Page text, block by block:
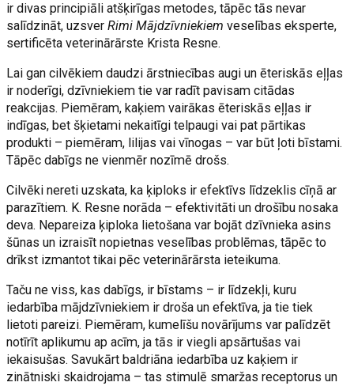
ir divas principiāli atšķirīgas metodes, tāpēc tās nevar
salīdzināt, uzsver Rimi Mājdzīvniekiem veselības eksperte,
sertificēta veterinārārste Krista Resne.
Lai gan cilvēkiem daudzi ārstniecības augi un ēteriskās eļļas
ir noderīgi, dzīvniekiem tie var radīt pavisam citādas
reakcijas. Piemēram, kaķiem vairākas ēteriskās eļļas ir
indīgas, bet šķietami nekaitīgi telpaugi vai pat pārtikas
produkti – piemēram, lilijas vai vīnogas – var būt ļoti bīstami.
Tāpēc dabīgs ne vienmēr nozīmē drošs.
Cilvēki nereti uzskata, ka ķiploks ir efektīvs līdzeklis cīņā ar
parazītiem. K. Resne norāda – efektivitāti un drošību nosaka
deva. Nepareiza ķiploka lietošana var bojāt dzīvnieka asins
šūnas un izraisīt nopietnas veselības problēmas, tāpēc to
drīkst izmantot tikai pēc veterinārārsta ieteikuma.
Taču ne viss, kas dabīgs, ir bīstams – ir līdzekļi, kuru
iedarbība mājdzīvniekiem ir droša un efektīva, ja tie tiek
lietoti pareizi. Piemēram, kumelīšu novārījums var palīdzēt
notīrīt aplikumu ap acīm, ja tās ir viegli apsārtušas vai
iekaisušas. Savukārt baldriāna iedarbība uz kaķiem ir
zinātniski skaidrojama – tas stimulē smaržas receptorus un